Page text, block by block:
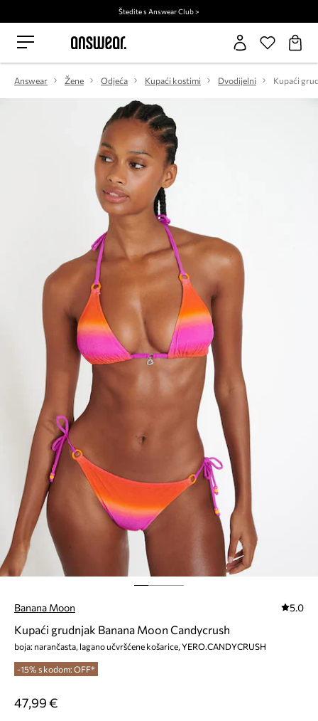
Štedite s Answear Club >
Answear Žene Odjeća Kupaći kostimi Dvodijelni
Banana Moon 5.0
Kupaći grudnjak Banana Moon Candycrush
boja: narančasta, lagano učvršćene košarice, YERO.CANDYCRUSH
-15% s kodom: OFF*
47,99 €